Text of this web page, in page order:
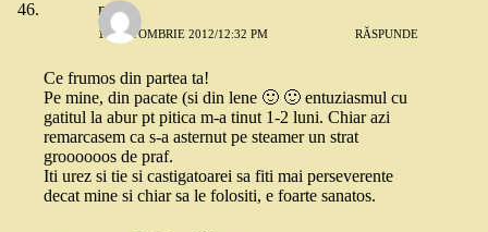
maria
18 OCTOMBRIE 2012/12:32 PM RĂSPUNDE
Ce frumos din partea ta!
Pe mine, din pacate (si din lene 🙂 🙂 entuziasmul cu
gatitul la abur pt pitica m-a tinut 1-2 luni. Chiar azi
remarcasem ca s-a asternut pe steamer un strat
groooooos de praf.
Iti urez si tie si castigatoarei sa fiti mai perseverente
decat mine si chiar sa le folositi, e foarte sanatos.